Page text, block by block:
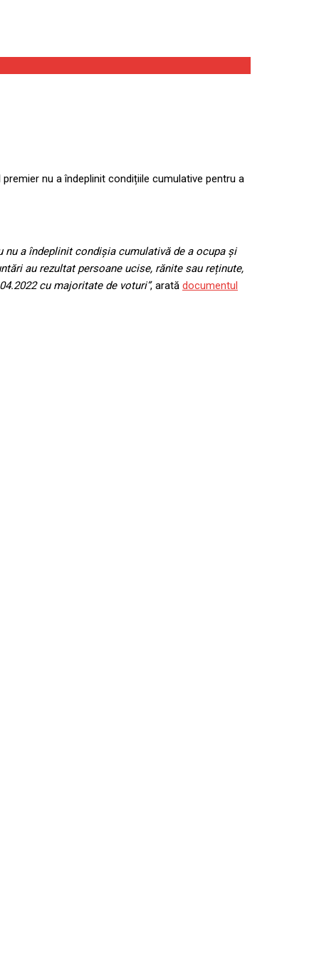
nu a îndeplinit condițiile cumulative pentru a
a îndeplinit condișia cumulativă de a ocupa și
au rezultat persoane ucise, rănite sau reținute,
cu majoritate de voturi”, arată documentul